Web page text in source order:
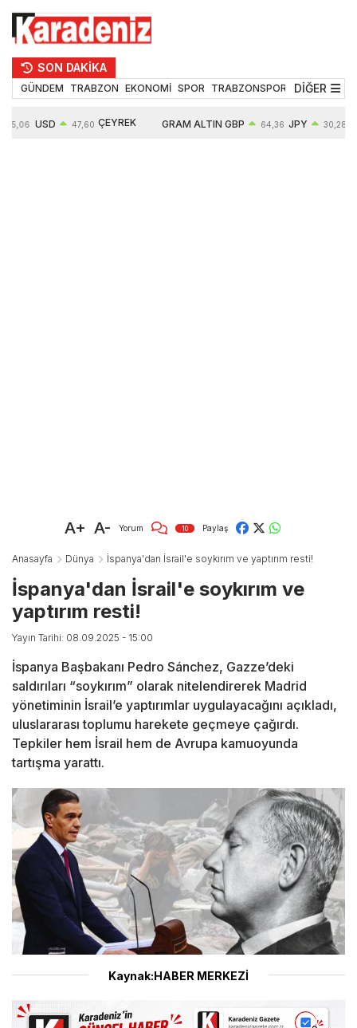
SON DAKİKA
GÜNDEM TRABZON EKONOMİ SPOR TRABZONSPOR TEKNOLOJİ
DİĞER
55,06 USD 47,60 ÇEYREK GRAM ALTIN GBP 64,36 JPY 30,28
A+ A- Yorum 10 Paylaş
Anasayfa Dünya İspanya'dan İsrail'e soykırım ve yaptırım resti!
İspanya'dan İsrail'e soykırım ve
yaptırım resti!
Yayın Tarihi: 08.09.2025 - 15:00
İspanya Başbakanı Pedro Sánchez, Gazze’deki
saldırıları “soykırım” olarak nitelendirerek Madrid
yönetiminin İsrail’e yaptırımlar uygulayacağını açıkladı,
uluslararası toplumu harekete geçmeye çağırdı.
Tepkiler hem İsrail hem de Avrupa kamuoyunda
tartışma yarattı.
Kaynak:HABER MERKEZİ